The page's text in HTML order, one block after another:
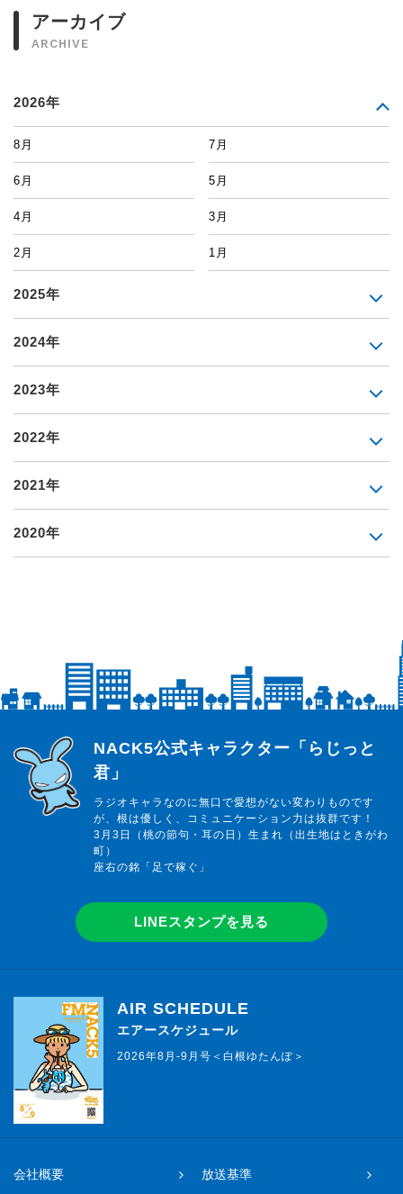
アーカイブ
ARCHIVE
2026年
8月 7月
6月 5月
4月 3月
2月 1月
2025年
2024年
2023年
2022年
2021年
2020年
らじっと君
NACK5公式キャラクター「らじっと
君」
ラジオキャラなのに無口で愛想がない変わりものです
が、根は優しく、コミュニケーション力は抜群です！
3月3日（桃の節句・耳の日）生まれ（出生地はときがわ
町）
座右の銘「足で稼ぐ」
LINEスタンプを見る
AIR SCHEDULE
エアースケジュール
2026年8月-9月号＜白根ゆたんぽ＞
会社概要 放送基準